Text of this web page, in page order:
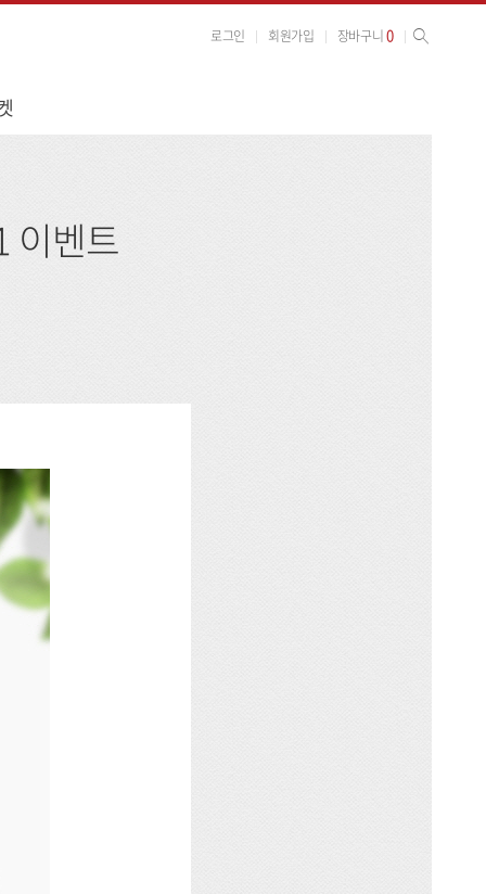
로그인 회원가입 장바구니0 사이트 검색
이벤트